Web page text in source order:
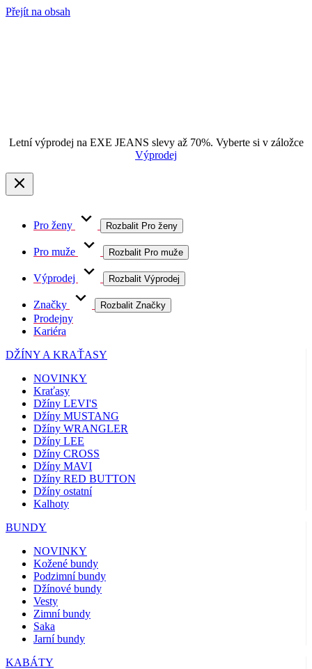
Přejít na obsah
Letní výprodej na EXE JEANS slevy až 70%. Vyberte si v záložce
Výprodej
Pro ženy Rozbalit Pro ženy
Pro muže Rozbalit Pro muže
Výprodej Rozbalit Výprodej
Značky Rozbalit Značky
Prodejny
Kariéra
DŽÍNY A KRAŤASY
NOVINKY
Kraťasy
Džíny LEVI'S
Džíny MUSTANG
Džíny WRANGLER
Džíny LEE
Džíny CROSS
Džíny MAVI
Džíny RED BUTTON
Džíny ostatní
Kalhoty
BUNDY
NOVINKY
Kožené bundy
Podzimní bundy
Džínové bundy
Vesty
Zimní bundy
Saka
Jarní bundy
KABÁTY